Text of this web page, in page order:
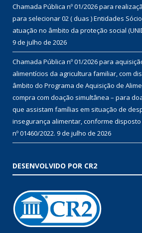
Chamada Pública nº 01/2026 para
para selecionar 02 ( duas ) Entidades
atuação no âmbito da proteção social
9 de julho de 2026
Chamada Pública nº 01/2026 para
alimentícios da agricultura familiar, com
âmbito do Programa de Aquisição de
compra com doação simultânea – para
que assistam famílias em situação de
insegurança alimentar, conforme
nº 01460/2022. 9 de julho de 2026
DESENVOLVIDO POR CR2